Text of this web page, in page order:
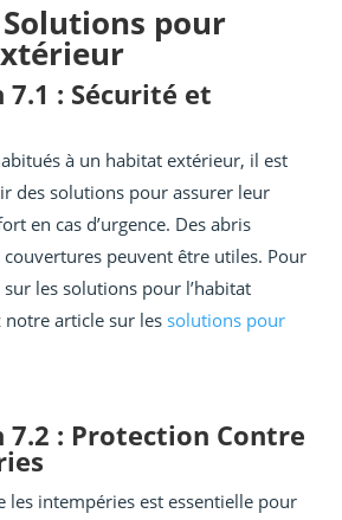
pour
7.1 : Sécurité et
à un habitat extérieur, il est
des solutions pour assurer leur
en cas d’urgence. Des abris
peuvent être utiles. Pour
les solutions pour l’habitat
article sur les solutions pour
7.2 : Protection Contre
les intempéries est essentielle pour